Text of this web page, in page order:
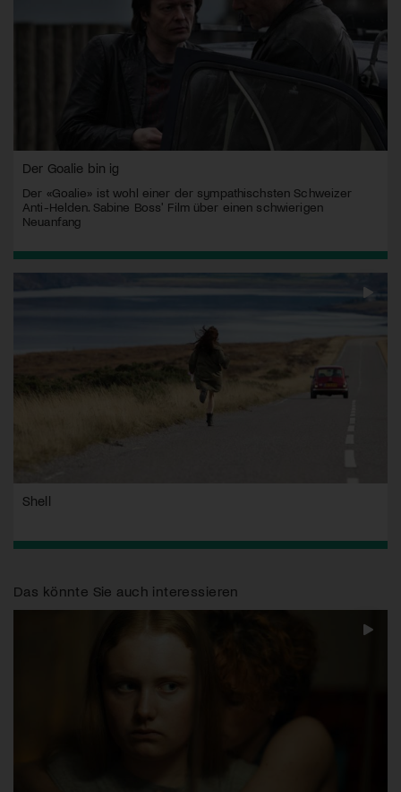
Der Goalie bin ig
Der «Goalie» ist wohl einer der sympathischsten Schweizer
Anti-Helden. Sabine Boss' Film über einen schwierigen
Neuanfang
Shell
Das könnte Sie auch interessieren